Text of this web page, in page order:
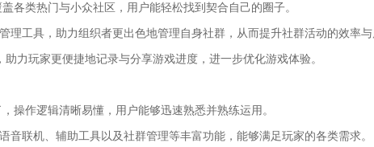
各类热门与小众社区，用户能轻松找到契合自己的圈子。
理工具，助力组织者更出色地管理自身社群，从而提升社群活动的效率与
力玩家更便捷地记录与分享游戏进度，进一步优化游戏体验。
操作逻辑清晰易懂，用户能够迅速熟悉并熟练运用。
音联机、辅助工具以及社群管理等丰富功能，能够满足玩家的各类需求。